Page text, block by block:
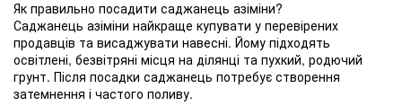
Як правильно посадити саджанець азіміни?
Саджанець азіміни найкраще купувати у перевірених
продавців та висаджувати навесні. Йому підходять
освітлені, безвітряні місця на ділянці та пухкий, родючий
грунт. Після посадки саджанець потребує створення
затемнення і частого поливу.